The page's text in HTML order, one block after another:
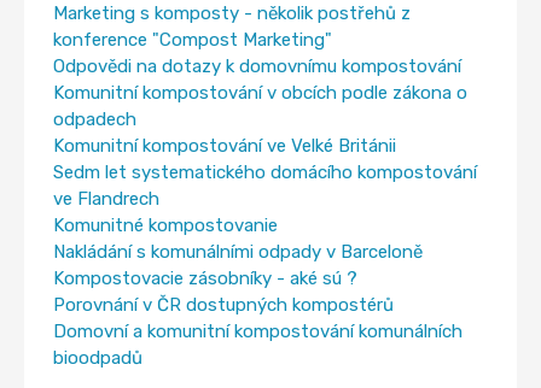
Marketing s komposty - několik postřehů z
konference "Compost Marketing"
Odpovědi na dotazy k domovnímu kompostování
Komunitní kompostování v obcích podle zákona o
odpadech
Komunitní kompostování ve Velké Británii
Sedm let systematického domácího kompostování
ve Flandrech
Komunitné kompostovanie
Nakládání s komunálními odpady v Barceloně
Kompostovacie zásobníky - aké sú ?
Porovnání v ČR dostupných kompostérů
Domovní a komunitní kompostování komunálních
bioodpadů